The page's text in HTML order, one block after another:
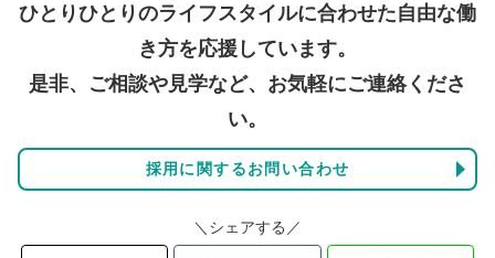
ひとりひとりのライフスタイルに合わせた自由な働
き方を応援しています。
是非、ご相談や見学など、お気軽にご連絡くださ
い。
採用に関するお問い合わせ
＼シェアする／